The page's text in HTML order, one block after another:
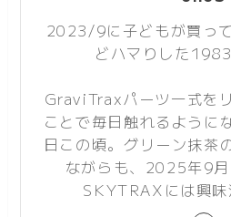
2023/9に子どもが買っ
どハマりした1983
GraviTraxパーツ一式を
ことで毎日触れるように
日この頃。グリーン抹茶
ながらも、2025年9
SKYTRAXには興味